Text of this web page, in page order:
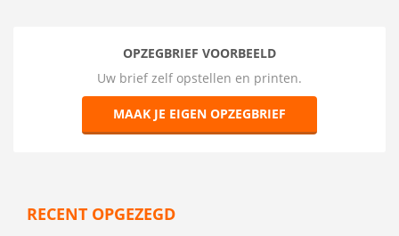
OPZEGBRIEF VOORBEELD
Uw brief zelf opstellen en printen.
MAAK JE EIGEN OPZEGBRIEF
RECENT OPGEZEGD